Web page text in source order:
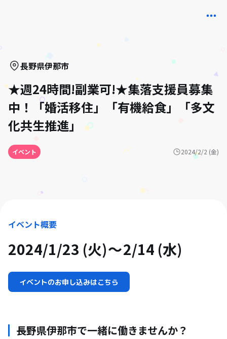
長野県伊那市
★週24時間!副業可!★集落支援員募集
中！「婚活移住」「有機給食」「多文
化共生推進」
イベント 2024/2/2 (金)
イベント概要
2024/1/23 (火) 2/14 (水)
イベントのお申し込みはこちら
長野県伊那市で一緒に働きませんか？